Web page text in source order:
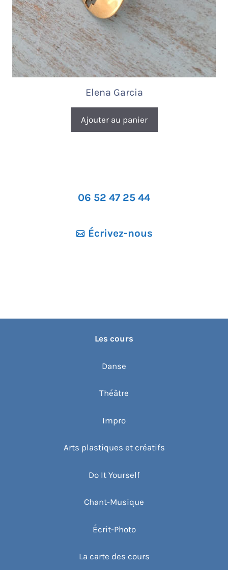
Elena Garcia
Ajouter au panier
06 52 47 25 44
Écrivez-nous
Les cours
Danse
Théâtre
Impro
Arts plastiques et créatifs
Do It Yourself
Chant-Musique
Écrit-Photo
La carte des cours